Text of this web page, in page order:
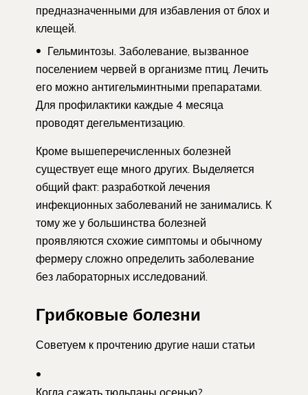
предназначенными для избавления от блох и
клещей.
Гельминтозы. Заболевание, вызванное
поселением червей в организме птиц. Лечить
его можно антигельминтными препаратами.
Для профилактики каждые 4 месяца
проводят дегельментизацию.
Кроме вышеперечисленных болезней
существует еще много других. Выделяется
общий факт: разработкой лечения
инфекционных заболеваний не занимались. К
тому же у большинства болезней
проявляются схожие симптомы и обычному
фермеру сложно определить заболевание
без лабораторных исследований.
Грибковые болезни
Советуем к прочтению другие наши статьи